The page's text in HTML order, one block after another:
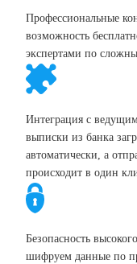
Профессиональные
возможность
экспертами по
Интеграция с
выписки из банка
автоматически, а
происходит в один
Безопасность
шифруем данные по